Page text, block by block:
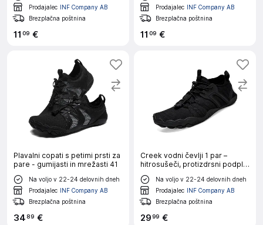
Prodajalec INF Company AB
Brezplačna poštnina
11 09 €
Prodajalec INF Company AB
Brezplačna poštnina
11 09 €
Plavalni copati s petimi prsti za
pare - gumijasti in mrežasti 41
Na voljo v 22-24 delovnih dneh
Prodajalec INF Company AB
Brezplačna poštnina
34 89 €
Creek vodni čevlji 1 par –
hitrosušeči, protizdrsni podplat
42
Na voljo v 22-24 delovnih dneh
Prodajalec INF Company AB
Brezplačna poštnina
2999 €